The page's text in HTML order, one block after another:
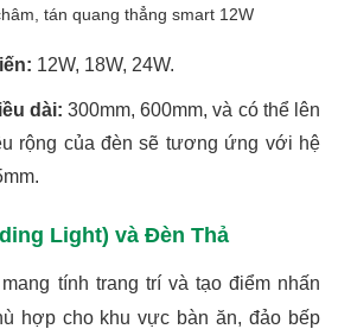
tán quang thẳng smart 12W
12W, 18W, 24W.
dài: 300mm, 600mm, và có thể lên
rộng của đèn sẽ tương ứng với hệ
Light) và Đèn Thả
tính trang trí và tạo điểm nhấn
hợp cho khu vực bàn ăn, đảo bếp